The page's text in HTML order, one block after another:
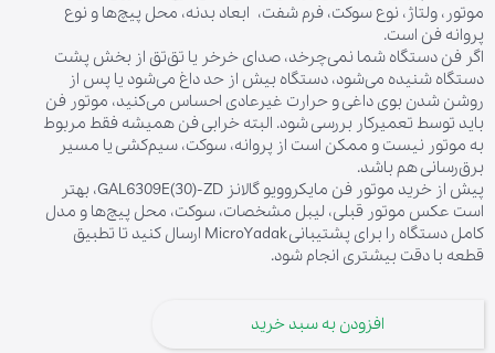
موتور، ولتاژ، نوع سوکت، فرم شفت، ابعاد بدنه، محل پیچ‌ها و نوع
پروانه فن است.
اگر فن دستگاه شما نمی‌چرخد، صدای خرخر یا تق‌تق از بخش پشت
دستگاه شنیده می‌شود، دستگاه بیش از حد داغ می‌شود یا پس از
روشن شدن بوی داغی و حرارت غیرعادی احساس می‌کنید، موتور فن
باید توسط تعمیرکار بررسی شود. البته خرابی فن همیشه فقط مربوط
به موتور نیست و ممکن است از پروانه، سوکت، سیم‌کشی یا مسیر
برق‌رسانی هم باشد.
پیش از خرید موتور فن مایکروویو گالانز GAL6309E(30)-ZD، بهتر
است عکس موتور قبلی، لیبل مشخصات، سوکت، محل پیچ‌ها و مدل
کامل دستگاه را برای پشتیبانی MicroYadak ارسال کنید تا تطبیق
قطعه با دقت بیشتری انجام شود.
افزودن به سبد خرید